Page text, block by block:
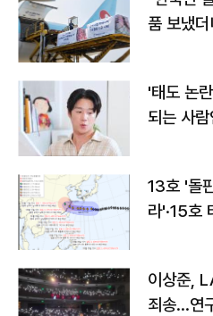
품 보냈
'태도 논
되는 사
13호 '돌
라'·15호
이상준,
죄송…연